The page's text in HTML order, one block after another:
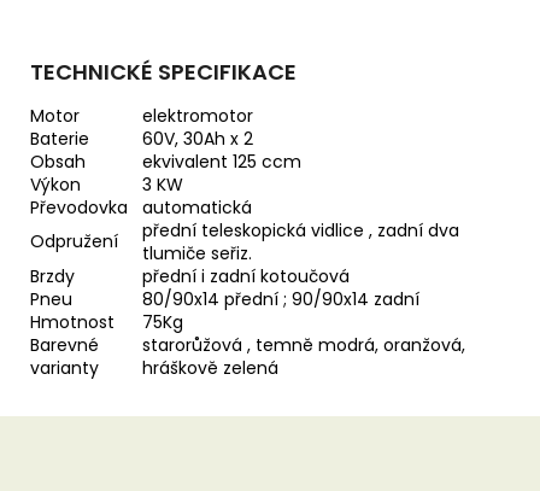
TECHNICKÉ SPECIFIKACE
Motor
elektromotor
Baterie
60V, 30Ah x 2
Obsah
ekvivalent 125 ccm
Výkon
3 KW
Převodovka
automatická
Odpružení
přední teleskopická vidlice , zadní dva
tlumiče seřiz.
Brzdy
přední i zadní kotoučová
Pneu
80/90x14 přední ; 90/90x14 zadní
Hmotnost
75Kg
Barevné
varianty
starorůžová , temně modrá, oranžová,
hráškově zelená